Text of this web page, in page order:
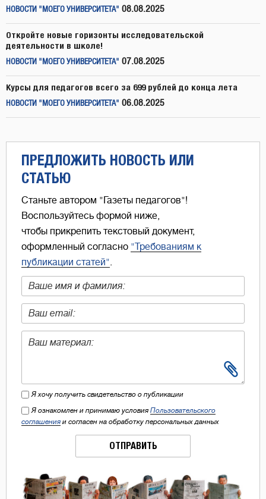
НОВОСТИ "МОЕГО УНИВЕРСИТЕТА" 08.08.2025
Откройте новые горизонты исследовательской
деятельности в школе!
НОВОСТИ "МОЕГО УНИВЕРСИТЕТА" 07.08.2025
Курсы для педагогов всего за 699 рублей до конца лета
НОВОСТИ "МОЕГО УНИВЕРСИТЕТА" 06.08.2025
ПРЕДЛОЖИТЬ НОВОСТЬ ИЛИ
СТАТЬЮ
Станьте автором "Газеты педагогов"!
Воспользуйтесь формой ниже,
чтобы прикрепить текстовый документ,
оформленный согласно "Требованиям к
публикации статей".
Я хочу получить свидетельство о публикации
Я ознакомлен и принимаю условия Пользовательского
соглашения и согласен на обработку персональных данных
ОТПРАВИТЬ